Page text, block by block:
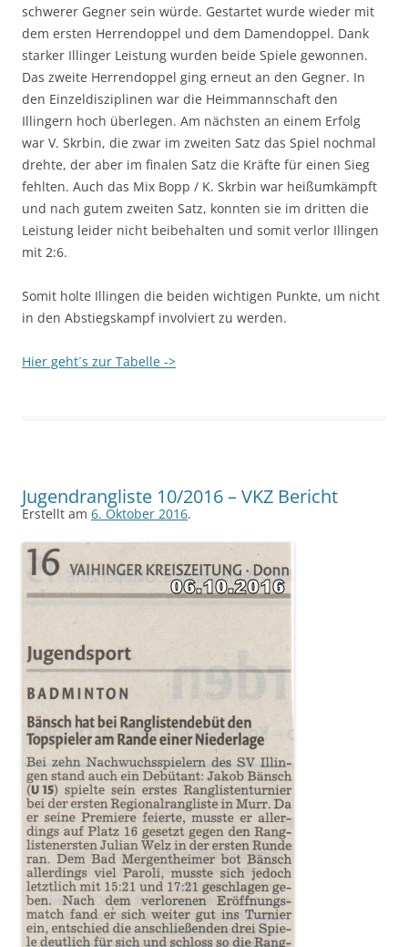
schwerer Gegner sein würde. Gestartet wurde wieder mit
dem ersten Herrendoppel und dem Damendoppel. Dank
starker Illinger Leistung wurden beide Spiele gewonnen.
Das zweite Herrendoppel ging erneut an den Gegner. In
den Einzeldisziplinen war die Heimmannschaft den
Illingern hoch überlegen. Am nächsten an einem Erfolg
war V. Skrbin, die zwar im zweiten Satz das Spiel nochmal
drehte, der aber im finalen Satz die Kräfte für einen Sieg
fehlten. Auch das Mix Bopp / K. Skrbin war heißumkämpft
und nach gutem zweiten Satz, konnten sie im dritten die
Leistung leider nicht beibehalten und somit verlor Illingen
mit 2:6.
Somit holte Illingen die beiden wichtigen Punkte, um nicht
in den Abstiegskampf involviert zu werden.
Hier geht´s zur Tabelle ->
Jugendrangliste 10/2016 – VKZ Bericht
Erstellt am 6. Oktober 2016.